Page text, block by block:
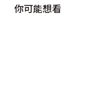
你可能想看